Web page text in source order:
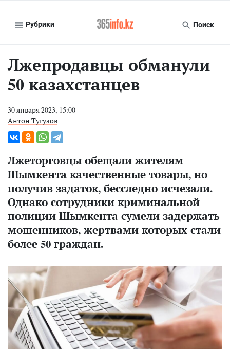
Рубрики Поиск
Лжепродавцы обманули
50 казахстанцев
30 января 2023, 15:00
Антон Тугузов
Лжеторговцы обещали жителям
Шымкента качественные товары, но
получив задаток, бесследно исчезали.
Однако сотрудники криминальной
полиции Шымкента сумели задержать
мошенников, жертвами которых стали
более 50 граждан.